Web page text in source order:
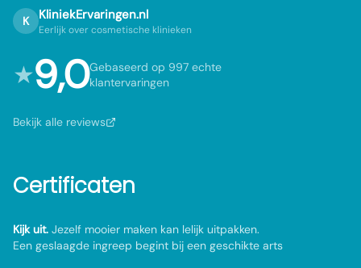
K KliniekErvaringen.nl
Eerlijk over cosmetische klinieken
★9,0Gebaseerd op 997 echte
klantervaringen
Bekijk alle reviews
Certificaten
Kijk uit. Jezelf mooier maken kan lelijk uitpakken.
Een geslaagde ingreep begint bij een geschikte arts